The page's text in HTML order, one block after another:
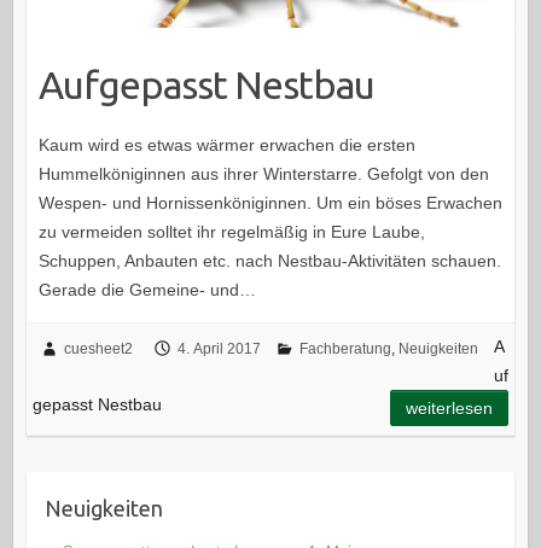
Aufgepasst Nestbau
Kaum wird es etwas wärmer erwachen die ersten
Hummelköniginnen aus ihrer Winterstarre. Gefolgt von den
Wespen- und Hornissenköniginnen. Um ein böses Erwachen
zu vermeiden solltet ihr regelmäßig in Eure Laube,
Schuppen, Anbauten etc. nach Nestbau-Aktivitäten schauen.
Gerade die Gemeine- und…
cuesheet2 4. April 2017 Fachberatung, Neuigkeiten
A
uf
gepasst Nestbau
weiterlesen
Neuigkeiten